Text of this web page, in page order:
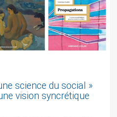
science du social »
vision syncrétique